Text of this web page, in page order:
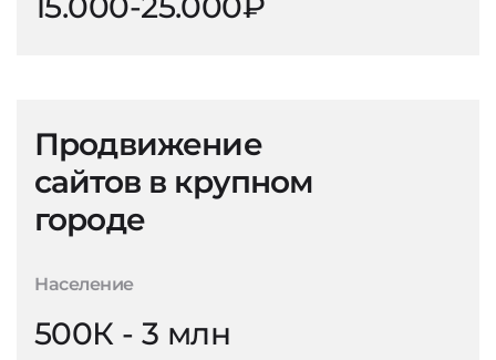
Продвижение
сайтов в крупном
городе
Население
500К - 3 млн